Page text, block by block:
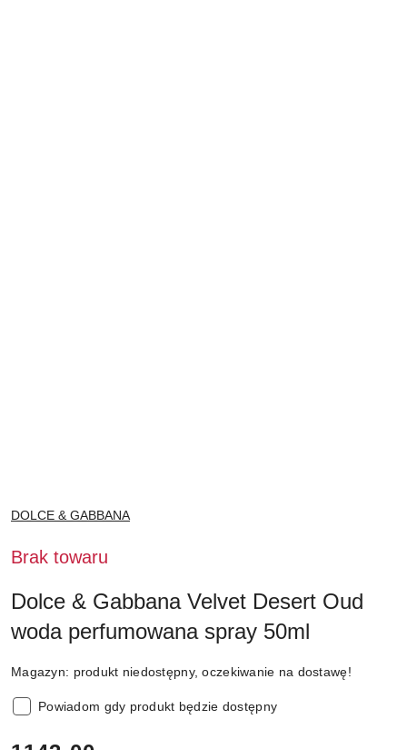
NAZWA
PRODUCENTA:
DOLCE & GABBANA
Brak towaru
Dolce & Gabbana Velvet Desert Oud
woda perfumowana spray 50ml
Magazyn: produkt niedostępny, oczekiwanie na dostawę!
Powiadom gdy produkt będzie dostępny